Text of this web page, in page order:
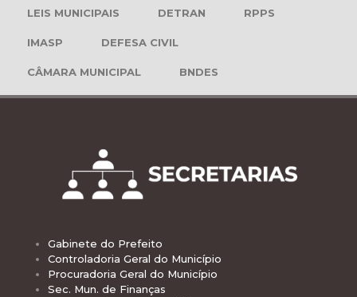
LEIS MUNICIPAIS DETRAN RPPS
IMASP DEFESA CIVIL
CÂMARA MUNICIPAL BNDES
Gabinete do Prefeito
Controladoria Geral do Município
Procuradoria Geral do Município
Sec. Mun. de Finanças